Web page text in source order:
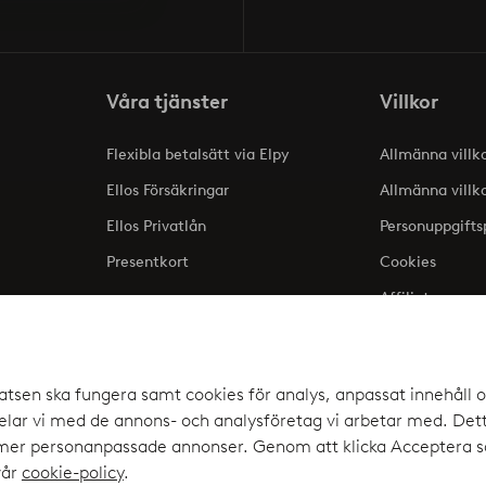
ska fungera samt cookies för analys, anpassat
vi med de annons- och analysföretag vi arbetar med.
personanpassade annonser. Genom att klicka Acceptera
cookie-policy.
Våra tjänster
Flexibla betalsätt via Elpy
Ellos Försäkringar
Ellos Privatlån
Presentkort
Villkor
Allmänna
Allmänna
Cookies
Affiliate
upp
elpy